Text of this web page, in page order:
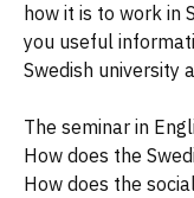
how it is to work in
you useful
Swedish university
The seminar in
How does the
How does the